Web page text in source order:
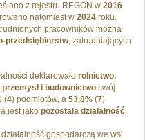
z rejestru REGON w 2016
natomiast w 2024 roku.
pracowników można
przedsiębiorstw, zatrudniających
deklarowało rolnictwo,
przemysł i budownictwo swój
(4) podmiotów, a 53,8% (7)
jest jako pozostała działalność.
gospodarczą we wsi